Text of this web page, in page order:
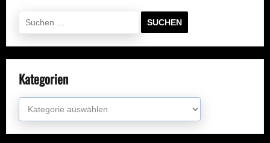
nach:
Kategorien
Kategorien